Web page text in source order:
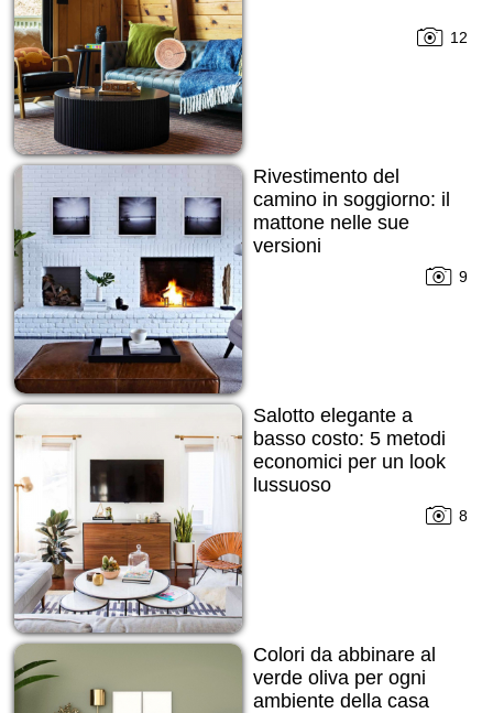
12
Rivestimento del
camino in soggiorno: il
mattone nelle sue
versioni
9
Salotto elegante a
basso costo: 5 metodi
economici per un look
lussuoso
8
Colori da abbinare al
verde oliva per ogni
ambiente della casa